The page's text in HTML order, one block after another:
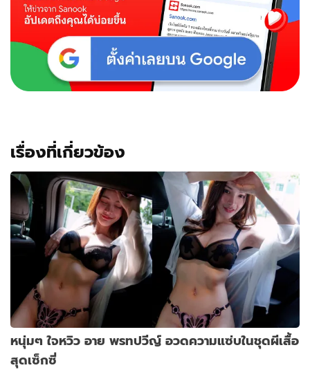
ปฏิเสธ
ไม่
ได้
เรื่องที่เกี่ยวข้อง
หนุ่มๆ ใจหวิว อาย พรทปวีญ์ อวดความแซ่บในชุดผีเสื้อ
สุดเซ็กซี่